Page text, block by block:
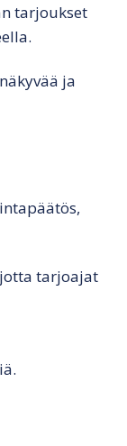
tarjoukset
ja
tarjoajat